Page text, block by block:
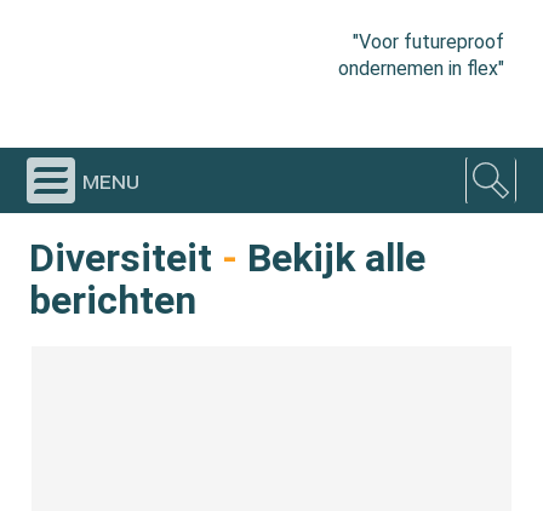
"Voor futureproof
ondernemen in flex"
menu
Diversiteit - Bekijk alle
berichten